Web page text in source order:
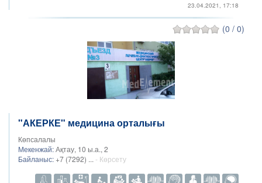
23.04.2021, 17:18
(0 / 0)
"АКЕРКЕ" медицина орталығы
Көпсалалы
Мекенжай:Ақтау, 10 ы.а., 2
Байланыс: +7 (7292) ... - Көрсету